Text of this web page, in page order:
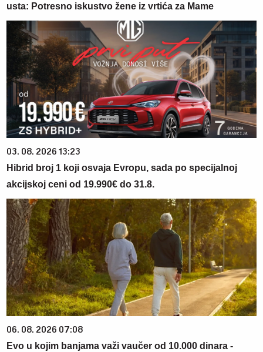
usta: Potresno iskustvo žene iz vrtića za Mame
03. 08. 2026 13:23
Hibrid broj 1 koji osvaja Evropu, sada po specijalnoj
akcijskoj ceni od 19.990€ do 31.8.
06. 08. 2026 07:08
Evo u kojim banjama važi vaučer od 10.000 dinara -